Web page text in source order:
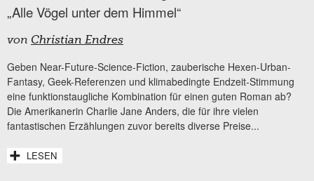
„Alle Vögel unter dem Himmel“
von Christian Endres
Geben Near-Future-Science-Fiction, zauberische Hexen-Urban-
Fantasy, Geek-Referenzen und klimabedingte Endzeit-Stimmung
eine funktionstaugliche Kombination für einen guten Roman ab?
Die Amerikanerin Charlie Jane Anders, die für ihre vielen
fantastischen Erzählungen zuvor bereits diverse Preise...
LESEN